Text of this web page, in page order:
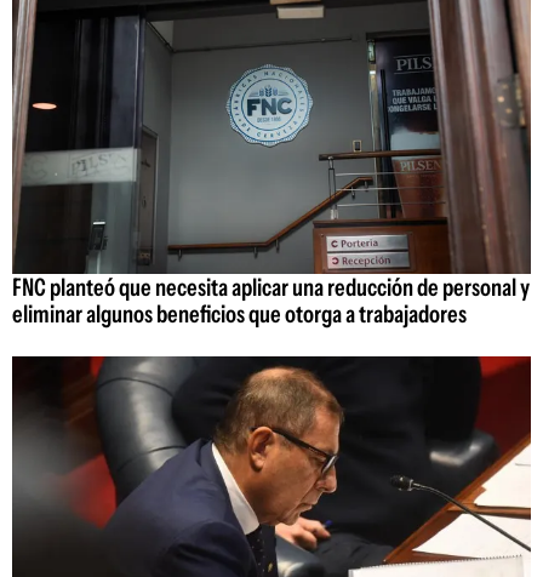
FNC planteó que necesita aplicar una reducción de personal y
eliminar algunos beneficios que otorga a trabajadores